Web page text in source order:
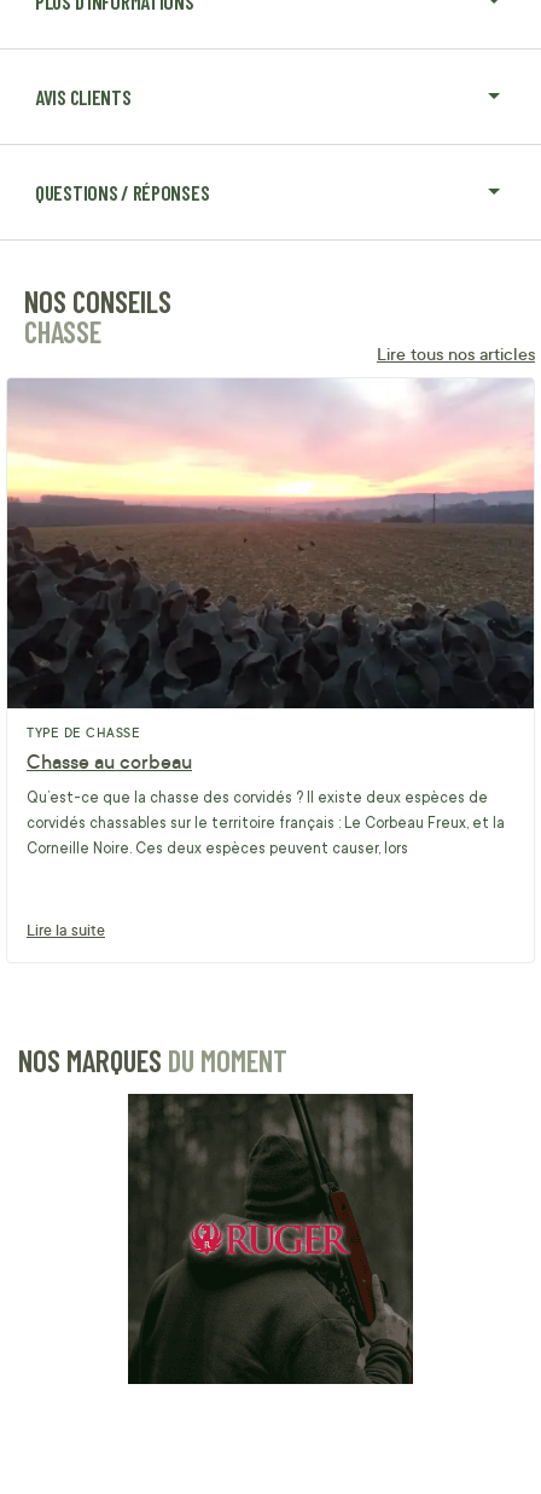
AVIS CLIENTS
QUESTIONS / RÉPONSES
NOS CONSEILS
CHASSE
Lire tous nos articles
TYPE DE CHASSE
Chasse au corbeau
Qu’est-ce que la chasse des corvidés ? Il existe deux espèces de
corvidés chassables sur le territoire français : Le Corbeau Freux, et la
Corneille Noire. Ces deux espèces peuvent causer, lors
Lire la suite
NOS MARQUES DU MOMENT